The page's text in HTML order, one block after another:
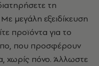
τη
μεγάλη εξειδίκευση
προϊόντα για το
που προσφέρουν
χωρίς πόνο. Άλλωστε